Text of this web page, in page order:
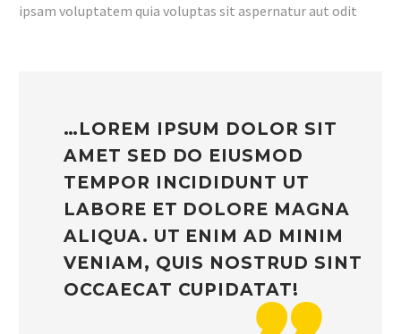
ipsam voluptatem quia voluptas sit aspernatur aut odit
…LOREM IPSUM DOLOR SIT
AMET SED DO EIUSMOD
TEMPOR INCIDIDUNT UT
LABORE ET DOLORE MAGNA
ALIQUA. UT ENIM AD MINIM
VENIAM, QUIS NOSTRUD SINT
OCCAECAT CUPIDATAT!